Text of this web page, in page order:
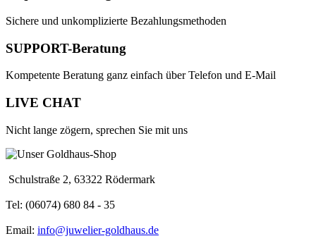
Sichere und unkomplizierte Bezahlungsmethoden
SUPPORT-Beratung
Kompetente Beratung ganz einfach über Telefon und E-Mail
LIVE CHAT
Nicht lange zögern, sprechen Sie mit uns
Schulstraße 2, 63322 Rödermark
Tel: (06074) 680 84 - 35
Email: info@juwelier-goldhaus.de